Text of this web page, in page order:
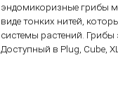
эндомикоризные грибы
виде тонких нитей,
системы растений.
Доступный в Plug, Cube,